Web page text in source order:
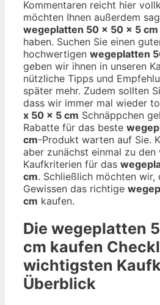
Kommentaren reicht hier
möchten Ihnen außerdem
wegeplatten 50 x 50 x 5 cm
haben. Suchen Sie einen
hochwertigen wegeplatten
geben wir ihnen in unseren
nützliche Tipps und
später mehr. Zudem sollten
dass wir immer mal wieder
x 50 x 5 cm Schnäppchen
Rabatte für das beste
cm-Produkt warten auf Sie.
aber zunächst einmal zu
Kaufkriterien für das
cm. Schließlich möchten wir,
Gewissen das richtige
cm kaufen.
Die wegeplatten
cm kaufen
wichtigsten
Überblick